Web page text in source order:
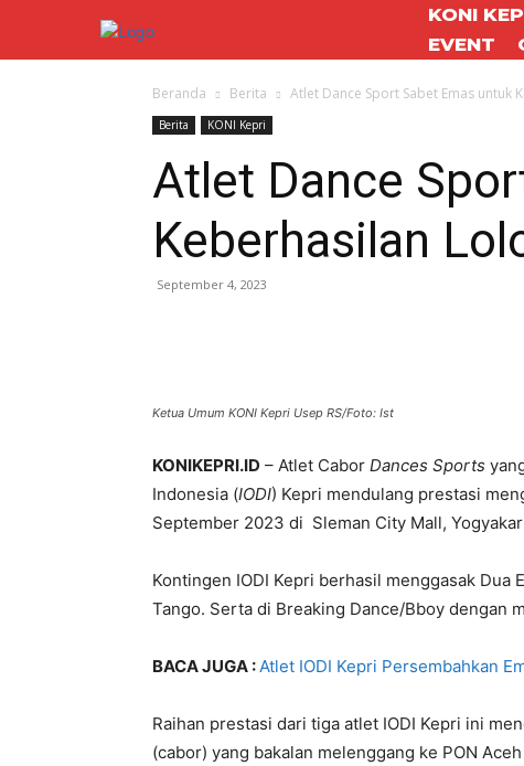
KONI
EVENT
Beranda Berita Atlet Dance Sport Sabet Emas untuk
Berita KONI Kepri
Atlet Dance
Keberhasilan
September 4, 2023
Ketua Umum KONI Kepri Usep RS/Foto: Ist
KONIKEPRI.ID – Atlet Cabor Dances Sports
Indonesia (IODI) Kepri mendulang prestasi
September 2023 di Sleman City Mall,
Kontingen IODI Kepri berhasil menggasak
Tango. Serta di Breaking Dance/Bboy dengan
BACA JUGA :Atlet IODI Kepri Persembahkan
Raihan prestasi dari tiga atlet IODI Kepri ini
(cabor) yang bakalan melenggang ke PON